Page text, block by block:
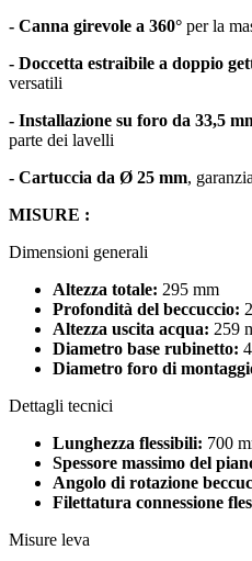
- Canna girevole a 360° per la
- Doccetta estraibile a doppio
versatili
- Installazione su foro da 33,5
parte dei lavelli
- Cartuccia da Ø 25 mm,
MISURE :
Dimensioni generali
Altezza totale: 295 mm
Profondità del beccuccio:
Altezza uscita acqua: 259
Diametro base rubinetto:
Diametro foro di
Dettagli tecnici
Lunghezza flessibili: 700
Spessore massimo del
Angolo di rotazione
Filettatura connessione
Misure leva